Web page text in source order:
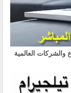
والشركات العالمية